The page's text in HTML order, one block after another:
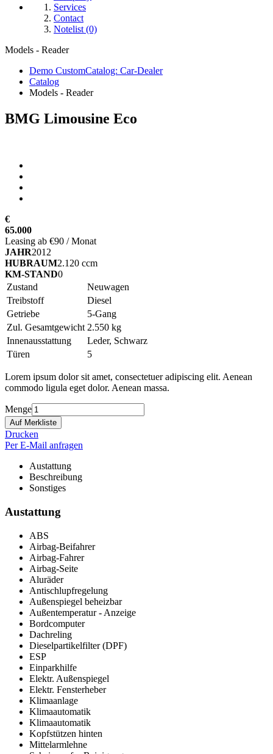
Services
Contact
Notelist (0)
Models - Reader
Demo CustomCatalog: Car-Dealer
Catalog
Models - Reader
BMG Limousine Eco
€
65.000
Leasing ab €90 / Monat
JAHR2012
HUBRAUM2.120 ccm
KM-STAND0
Zustand
Neuwagen
Treibstoff
Diesel
Getriebe
5-Gang
Zul. Gesamtgewicht 2.550 kg
Innenausstattung
Leder, Schwarz
Türen
5
Lorem ipsum dolor sit amet, consectetuer adipiscing elit. Aenean
commodo ligula eget dolor. Aenean massa.
Menge
Drucken
Per E-Mail anfragen
Austattung
Beschreibung
Sonstiges
Austattung
ABS
Airbag-Beifahrer
Airbag-Fahrer
Airbag-Seite
Aluräder
Antischlupfregelung
Außenspiegel beheizbar
Außentemperatur - Anzeige
Bordcomputer
Dachreling
Dieselpartikelfilter (DPF)
ESP
Einparkhilfe
Elektr. Außenspiegel
Elektr. Fensterheber
Klimaanlage
Klimaautomatik
Klimaautomatik
Kopfstützen hinten
Mittelarmlehne